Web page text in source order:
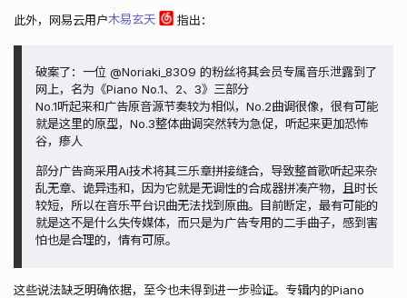
此外，网易云用户木易玄天 指出：
破案了：一位 @Noriaki_8309 的粉丝将其会员专属音乐泄露到了
网上，名为《Piano No.1、2、3》三部分
No.1听起来和广告原音源节奏较为相似，No.2曲调很像，很有可能
就是这里的原型，No.3整体曲调突然转为急促，听起来更加恐怖
谷，瘆人
部分广告商采用Ai技术将其三乐章拼接缝合，导致整首歌听起来杂
乱无章、诡异违和，因为它就是无调性的合成器拼凑产物，且时长
较短，所以在音乐平台识曲无法找到原曲。目前断定，最有可能的
就是这不是什么失传媒体，而只是为广告专用的二手曲子，感到害
怕也是合理的，情有可原。
这些说法缺乏明确依据，至今也未得到进一步验证。专辑内的Piano